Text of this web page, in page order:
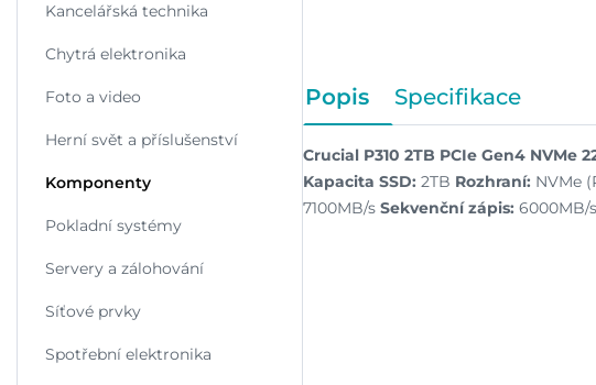
Kancelářská technika
Chytrá elektronika
Foto a video
Herní svět a příslušenství
Komponenty
Pokladní systémy
Servery a zálohování
Síťové prvky
Spotřební elektronika
Popis Specifikace
Crucial P310 2TB PCIe Gen4 NVMe
Kapacita SSD: 2TB Rozhraní: NVMe
7100MB/s Sekvenční zápis: 6000MB/s